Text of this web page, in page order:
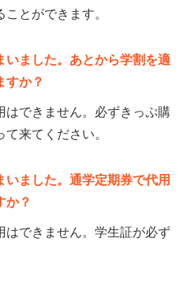
とができます。
いました。あとから学割を適
すか？
はできません。必ずきっぷ購
来てください。
いました。通学定期券で代用
か？
はできません。学生証が必ず